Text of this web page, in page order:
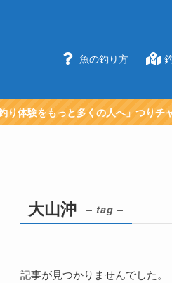
魚の釣り方
り体験をもっと多くの人へ」つり
大山沖 – tag –
記事が見つかりませんでした。